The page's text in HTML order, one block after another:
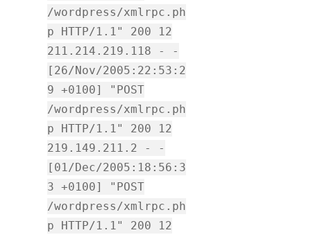
/wordpress/xmlrpc.ph
p HTTP/1.1" 200 12
211.214.219.118 - -
[26/Nov/2005:22:53:2
9 +0100] "POST
/wordpress/xmlrpc.ph
p HTTP/1.1" 200 12
219.149.211.2 - -
[01/Dec/2005:18:56:3
3 +0100] "POST
/wordpress/xmlrpc.ph
p HTTP/1.1" 200 12